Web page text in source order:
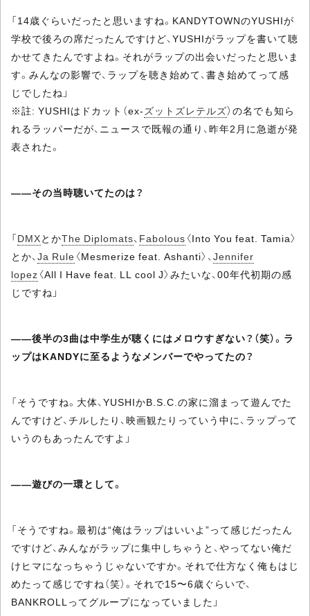
「14歳ぐらいだったと思いますね。KANDYTOWNのYUSHIが
学校で後ろの席だったんですけど、YUSHIがラップを書いて聴
かせてきたんですよね。それがラップの出会いだったと思いま
す。みんなの影響で、ラップを聴き始めて、書き始めてって感
じでしたね」
※註: YUSHIはドカット（ex-ズットズレテルズ）の名でも知ら
れるラッパーだが、ニュースで既報の通り、昨年2月に急逝が発
表された。
――その当時聴いてたのは？
「DMXとかThe Diplomats、 Fabolous 〈Into You feat. Tamia〉
とか、Ja Rule 〈Mesmerize feat. Ashanti〉、Jennifer
lopez 〈All I Have feat. LL cool J〉みたいな、00年代初期の感
じですね」
――後半の3曲は中学生が聴くにはメロウすぎない？（笑）。ラ
ップはKANDYに至るようなメンバーでやってたの？
「そうですね。大体、YUSHIかB.S.C.の家に溜まって遊んでた
んですけど、チルしたり、映画観たりっていう中に、ラップって
いうのもあったんですよ」
――遊びの一環として。
「そうですね。最初は“俺はラップはいいよ”って感じだったん
ですけど、みんながラップに集中しちゃうと、やってない俺だ
けヒマになっちゃうじゃないですか。それで仕方なく俺もはじ
めたって感じですね（笑）。それで15〜6歳ぐらいで、
BANKROLLってグループになっていました」